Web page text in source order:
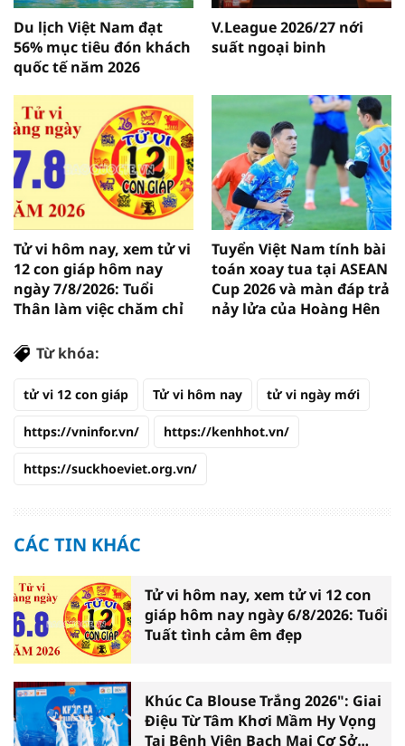
Du lịch Việt Nam đạt
56% mục tiêu đón khách
quốc tế năm 2026
V.League 2026/27 nới
suất ngoại binh
Tử vi hôm nay, xem tử vi
12 con giáp hôm nay
ngày 7/8/2026: Tuổi
Thân làm việc chăm chỉ
Tuyển Việt Nam tính bài
toán xoay tua tại ASEAN
Cup 2026 và màn đáp trả
nảy lửa của Hoàng Hên
Từ khóa:
tử vi 12 con giáp Tử vi hôm nay tử vi ngày mới
https://vninfor.vn/ https://kenhhot.vn/
https://suckhoeviet.org.vn/
CÁC TIN KHÁC
Tử vi hôm nay, xem tử vi 12 con
giáp hôm nay ngày 6/8/2026: Tuổi
Tuất tình cảm êm đẹp
Khúc Ca Blouse Trắng 2026": Giai
Điệu Từ Tâm Khơi Mầm Hy Vọng
Tại Bệnh Viện Bạch Mai Cơ Sở